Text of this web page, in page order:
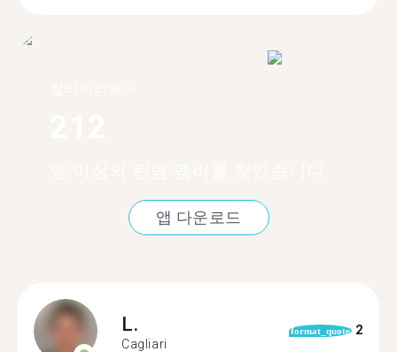
앱 다운로드
L.
Cagliari
format_quote 2